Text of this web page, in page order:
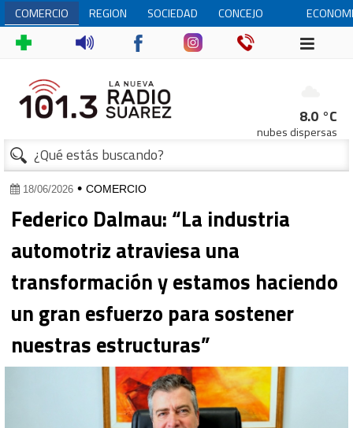
COMERCIO REGION SOCIEDAD
CONCEJO
DELIBERANTE
8.0 °C
nubes dispersas
18/06/2026• COMERCIO
Federico Dalmau: “La industria
automotriz atraviesa una
transformación y estamos haciendo
un gran esfuerzo para sostener
nuestras estructuras”